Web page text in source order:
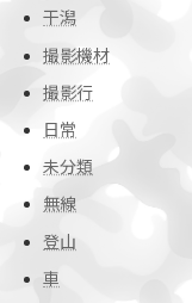
干潟
撮影機材
撮影行
日常
未分類
無線
登山
車